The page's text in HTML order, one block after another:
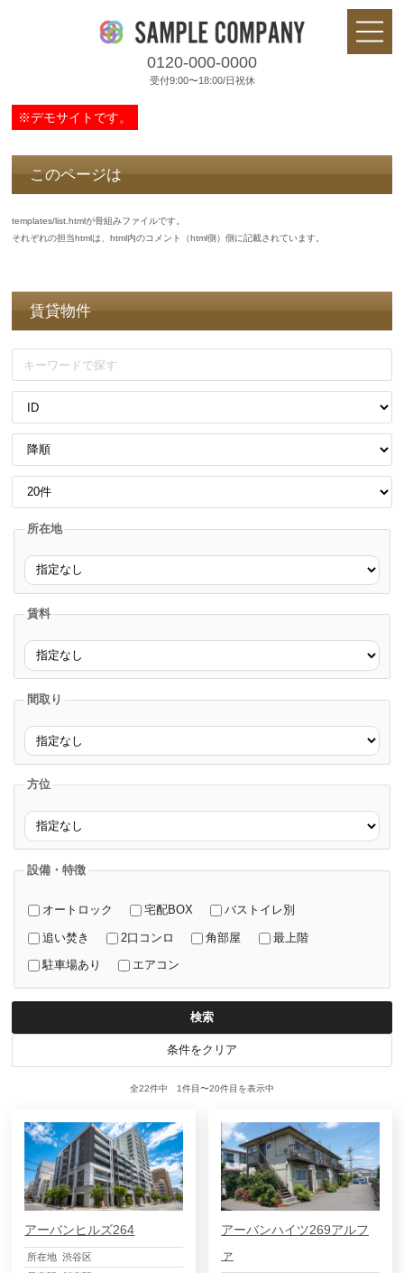
0120-000-0000
受付9:00〜18:00/日祝休
※デモサイトです。
このページは
templates/list.htmlが骨組みファイルです。
それぞれの担当htmlは、html内のコメント（html側）側に記載されています。
賃貸物件
キーワード
並び替え
方向
件数
所在地
所在地
賃料
賃料
間取り
間取り
方位
方位
設備・特徴
オートロック 宅配BOX バストイレ別
追い焚き 2口コンロ 角部屋 最上階
駐車場あり エアコン
検索
条件をクリア
全22件中 1件目〜20件目を表示中
アーバンヒルズ264
所在地 渋谷区
アーバンハイツ269アルフ
ァ